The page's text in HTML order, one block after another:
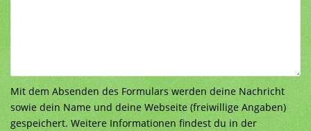
Mit dem Absenden des Formulars werden deine Nachricht
sowie dein Name und deine Webseite (freiwillige Angaben)
gespeichert. Weitere Informationen findest du in der